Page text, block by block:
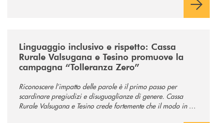
Linguaggio inclusivo e rispetto: Cassa
Rurale Valsugana e Tesino promuove la
campagna “Tolleranza Zero”
Riconoscere l’impatto delle parole è il primo passo per
scardinare pregiudizi e disuguaglianze di genere. Cassa
Rurale Valsugana e Tesino crede fortemente che il modo in cui